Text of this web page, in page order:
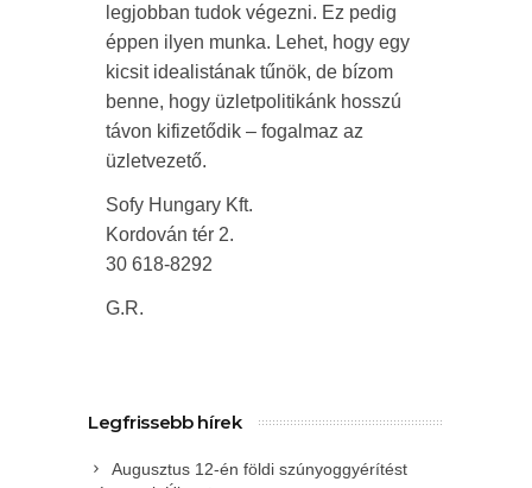
legjobban tudok végezni. Ez pedig
éppen ilyen munka. Lehet, hogy egy
kicsit idealistának tűnök, de bízom
benne, hogy üzletpolitikánk hosszú
távon kifizetődik – fogalmaz az
üzletvezető.
Sofy Hungary Kft.
Kordován tér 2.
30 618-8292
G.R.
Legfrissebb hírek
Augusztus 12-én földi szúnyoggyérítést